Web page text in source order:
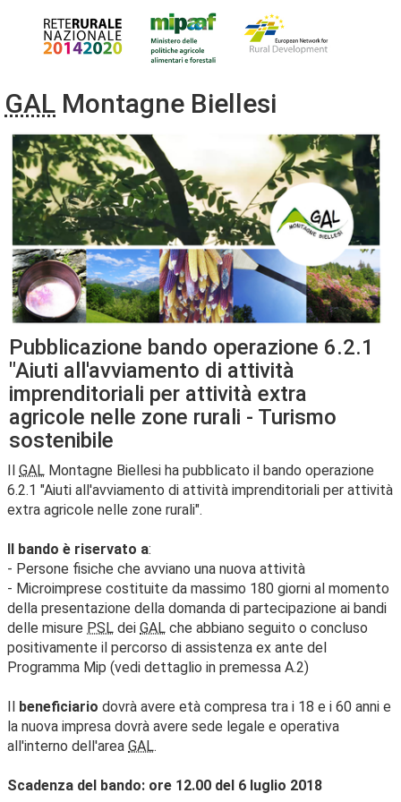
GAL Montagne Biellesi
Pubblicazione bando operazione 6.2.1
"Aiuti all'avviamento di attività
imprenditoriali per attività extra
agricole nelle zone rurali - Turismo
sostenibile
Il GAL Montagne Biellesi ha pubblicato il bando operazione
6.2.1 "Aiuti all'avviamento di attività imprenditoriali per attività
extra agricole nelle zone rurali".
Il bando è riservato a:
- Persone fisiche che avviano una nuova attività
- Microimprese costituite da massimo 180 giorni al momento
della presentazione della domanda di partecipazione ai bandi
delle misure PSL dei GAL che abbiano seguito o concluso
positivamente il percorso di assistenza ex ante del
Programma Mip (vedi dettaglio in premessa A.2)
Il beneficiario dovrà avere età compresa tra i 18 e i 60 anni e
la nuova impresa dovrà avere sede legale e operativa
all'interno dell'area GAL.
Scadenza del bando: ore 12.00 del 6 luglio 2018